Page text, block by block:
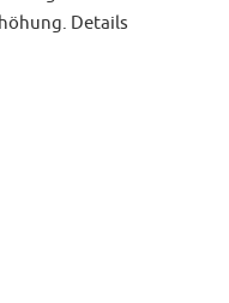
Details